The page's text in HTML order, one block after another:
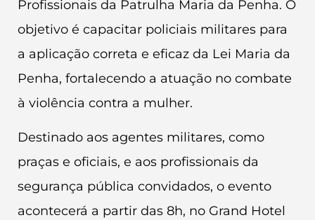
Profissionais da Patrulha Maria da Penha. O
objetivo é capacitar policiais militares para
a aplicação correta e eficaz da Lei Maria da
Penha, fortalecendo a atuação no combate
à violência contra a mulher.
Destinado aos agentes militares, como
praças e oficiais, e aos profissionais da
segurança pública convidados, o evento
acontecerá a partir das 8h, no Grand Hotel